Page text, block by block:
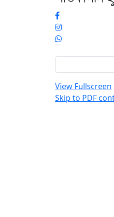
View Fullscreen
Skip to PDF